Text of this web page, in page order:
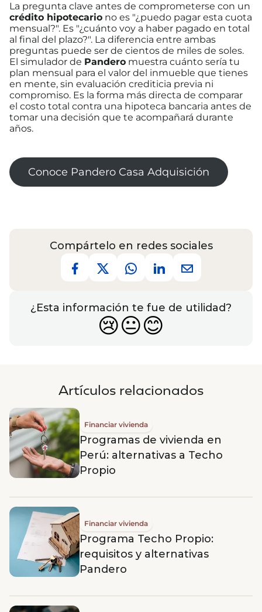
La pregunta clave antes de comprometerse con un
crédito hipotecario no es "¿puedo pagar esta cuota
mensual?". Es "¿cuánto voy a haber pagado en total
al final del plazo?". La diferencia entre ambas
preguntas puede ser de cientos de miles de soles.
El simulador de Pandero muestra cuánto sería tu
plan mensual para el valor del inmueble que tienes
en mente, sin evaluación crediticia previa ni
compromiso. Es la forma más directa de comparar
el costo total contra una hipoteca bancaria antes de
tomar una decisión que te acompañará durante
años.
Conoce Pandero Casa Adquisición
Compártelo en redes sociales
¿Esta información te fue de utilidad?
😢😐😊
Artículos relacionados
Financiar vivienda
Programas de vivienda en
Perú: alternativas a Techo
Propio
Financiar vivienda
Programa Techo Propio:
requisitos y alternativas
Pandero